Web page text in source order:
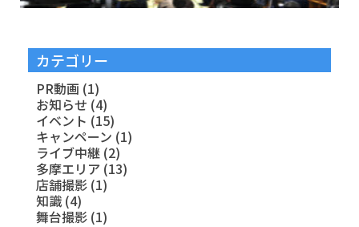
カテゴリー
PR動画 (1)
お知らせ (4)
イベント (15)
キャンペーン (1)
ライブ中継 (2)
多摩エリア (13)
店舗撮影 (1)
知識 (4)
舞台撮影 (1)